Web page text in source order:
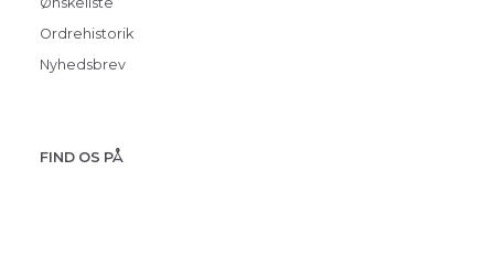
Ordrehistorik
Nyhedsbrev
FIND OS PÅ